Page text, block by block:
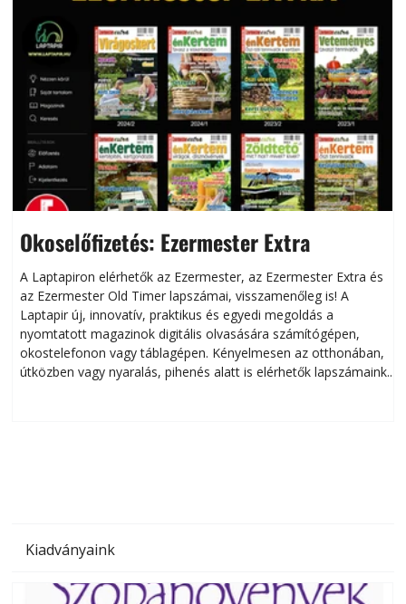
Okoselőfizetés: Ezermester Extra
A Laptapiron elérhetők az Ezermester, az Ezermester Extra és
az Ezermester Old Timer lapszámai, visszamenőleg is! A
Laptapir új, innovatív, praktikus és egyedi megoldás a
nyomtatott magazinok digitális olvasására számítógépen,
okostelefonon vagy táblagépen. Kényelmesen az otthonában,
útközben vagy nyaralás, pihenés alatt is elérhetők lapszámaink.
Kiadványaink